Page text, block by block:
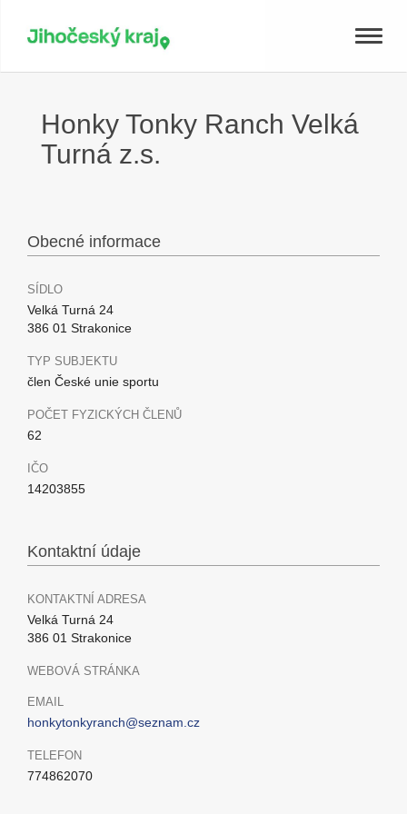
Toggle
Honky Tonky Ranch Velká
Turná z.s.
Obecné informace
SÍDLO
Velká Turná 24
386 01 Strakonice
TYP SUBJEKTU
člen České unie sportu
POČET FYZICKÝCH ČLENŮ
62
IČO
14203855
Kontaktní údaje
KONTAKTNÍ ADRESA
Velká Turná 24
386 01 Strakonice
WEBOVÁ STRÁNKA
EMAIL
honkytonkyranch@seznam.cz
TELEFON
774862070